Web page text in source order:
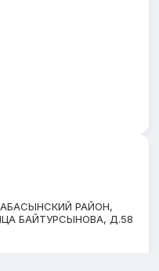
РАЙОН,
БАЙТУРСЫНОВА, Д.58